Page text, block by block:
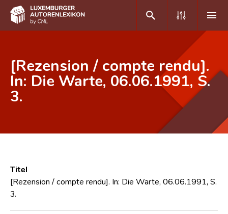
DE FR
Home
Erweiterte Suche
CNL
Forschungsgruppe
[Rezension / compte rendu].
In: Die Warte, 06.06.1991, S.
3.
Titel
[Rezension / compte rendu]. In: Die Warte, 06.06.1991, S.
3.